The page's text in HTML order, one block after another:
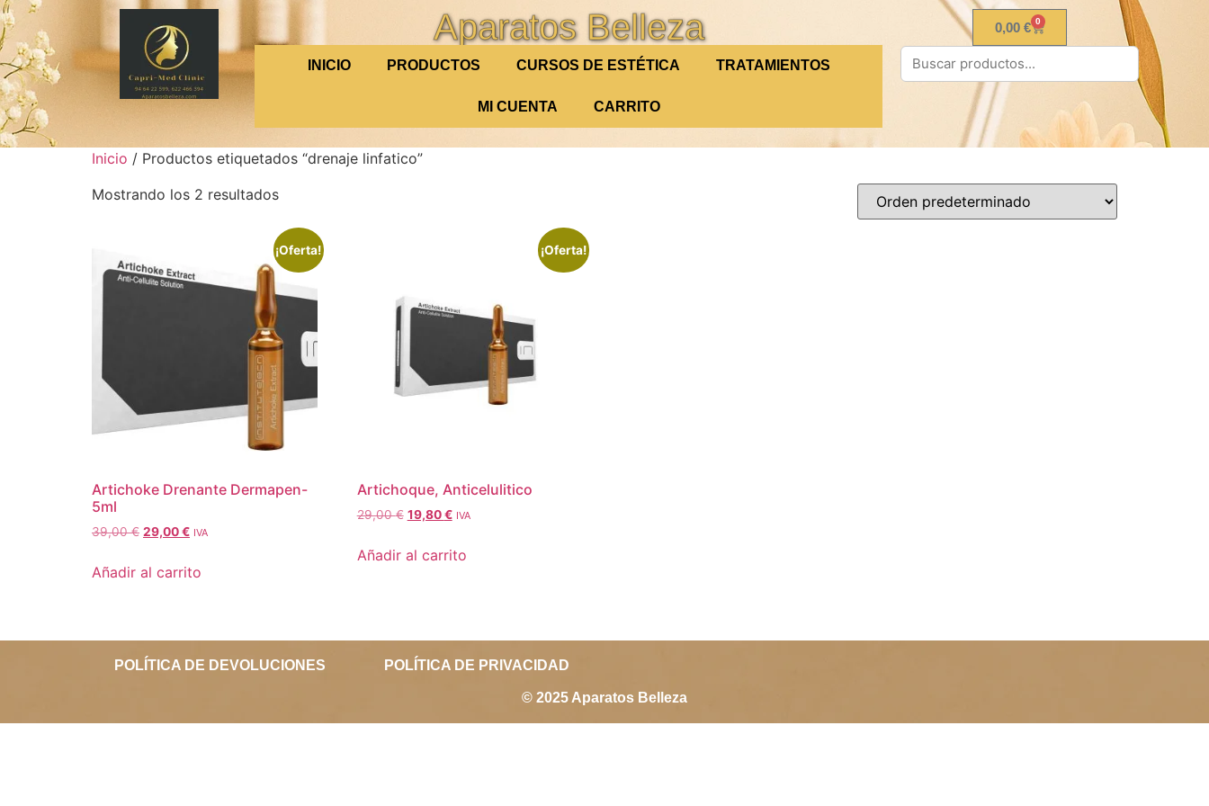
Aparatos Belleza
INICIO PRODUCTOS CURSOS DE ESTÉTICA TRATAMIENTOS
MI CUENTA CARRITO
0,00€ 0
Inicio / Productos etiquetados “drenaje linfatico”
Mostrando los 2 resultados
¡Oferta!
Artichoke Drenante Dermapen-
5ml
39,00€ 29,00€ IVA
Añadir al carrito
¡Oferta!
Artichoque, Anticelulitico
29,00€ 19,80€ IVA
Añadir al carrito
POLÍTICA DE DEVOLUCIONES POLÍTICA DE PRIVACIDAD
© 2025 Aparatos Belleza